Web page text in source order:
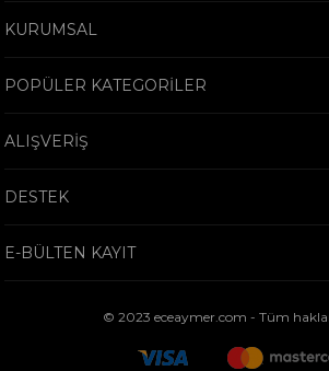
KURUMSAL
POPÜLER KATEGORİLER
ALIŞVERİŞ
DESTEK
E-BÜLTEN KAYIT
© 2023 eceaymer.com - Tüm